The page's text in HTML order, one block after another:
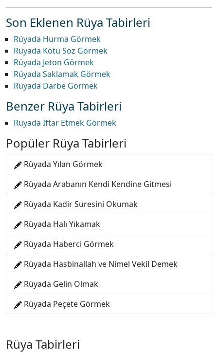
Son Eklenen Rüya Tabirleri
Rüyada Hurma Görmek
Rüyada Kötü Söz Görmek
Rüyada Jeton Görmek
Rüyada Saklamak Görmek
Rüyada Darbe Görmek
Benzer Rüya Tabirleri
Rüyada İftar Etmek Görmek
Popüler Rüya Tabirleri
Rüyada Yılan Görmek
Rüyada Arabanın Kendi Kendine Gitmesi
Rüyada Kadir Suresini Okumak
Rüyada Halı Yıkamak
Rüyada Haberci Görmek
Rüyada Hasbinallah ve Nimel Vekil Demek
Rüyada Gelin Olmak
Rüyada Peçete Görmek
Rüya Tabirleri